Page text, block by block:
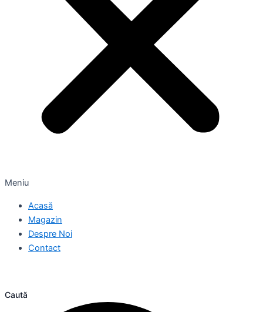
Meniu
Acasă
Magazin
Despre Noi
Contact
Caută